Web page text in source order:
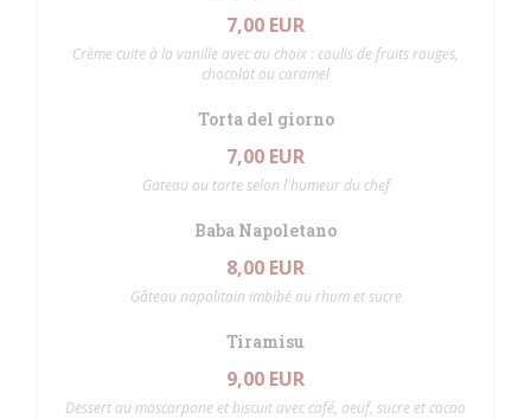
7,00 EUR
Crème cuite à la vanille avec au choix : coulis de fruits rouges,
chocolat ou caramel
Torta del giorno
7,00 EUR
Gateau ou tarte selon l'humeur du chef
Baba Napoletano
8,00 EUR
Gâteau napolitain imbibé au rhum et sucre
Tiramisu
9,00 EUR
Dessert au mascarpone et biscuit avec café, oeuf, sucre et cacao